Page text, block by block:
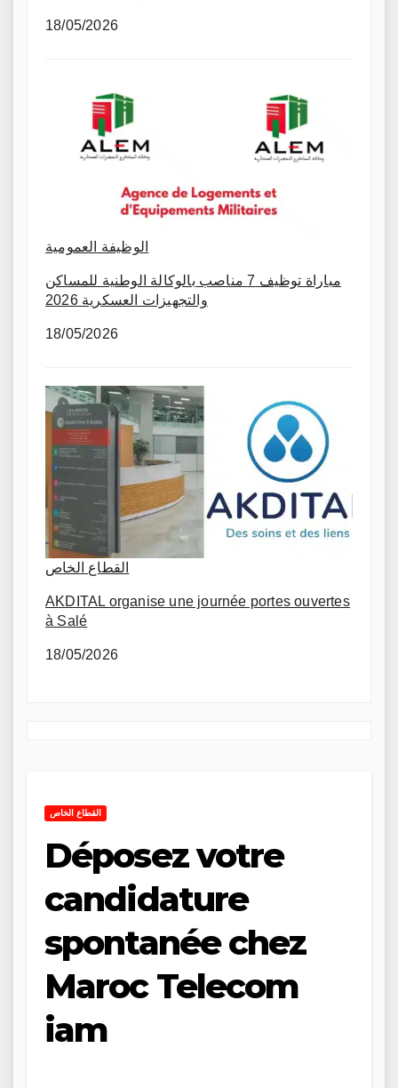
18/05/2026
الوظيفة العمومية
مباراة توظيف 7 مناصب بالوكالة الوطنية للمساكن
والتجهيزات العسكرية 2026
18/05/2026
القطاع الخاص
AKDITAL organise une journée portes ouvertes
à Salé
18/05/2026
القطاع الخاص
Déposez votre
candidature
spontanée chez
Maroc Telecom
iam